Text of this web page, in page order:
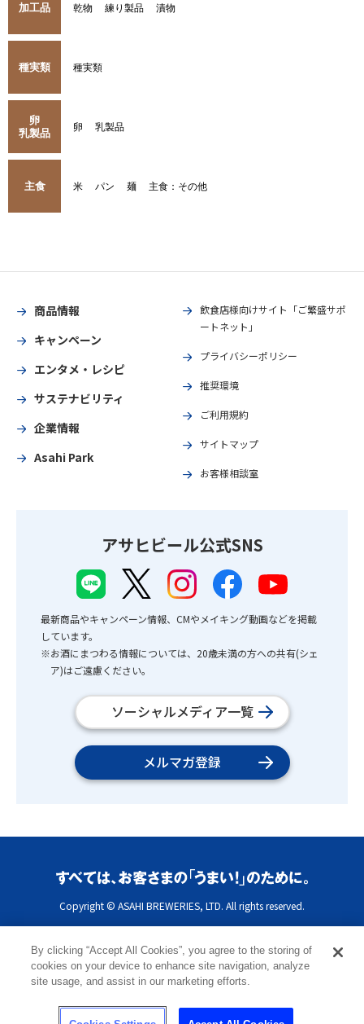
加工品 乾物 練り製品 漬物
種実類 種実類
卵
乳製品
卵 乳製品
主食 米 パン 麺 主食：その他
商品情報
キャンペーン
エンタメ・レシピ
サステナビリティ
企業情報
Asahi Park
飲食店様向けサイト「ご繁盛サポ
ートネット」
プライバシーポリシー
推奨環境
ご利用規約
サイトマップ
お客様相談室
アサヒビール公式SNS
最新商品やキャンペーン情報、CMやメイキング動画などを掲載
しています。
※お酒にまつわる情報については、20歳未満の方への共有(シェ
ア)はご遠慮ください。
ソーシャルメディア一覧
メルマガ登録
Copyright © ASAHI BREWERIES, LTD. All rights reserved.
By clicking “Accept All Cookies”, you agree to the storing of
cookies on your device to enhance site navigation, analyze
site usage, and assist in our marketing efforts.